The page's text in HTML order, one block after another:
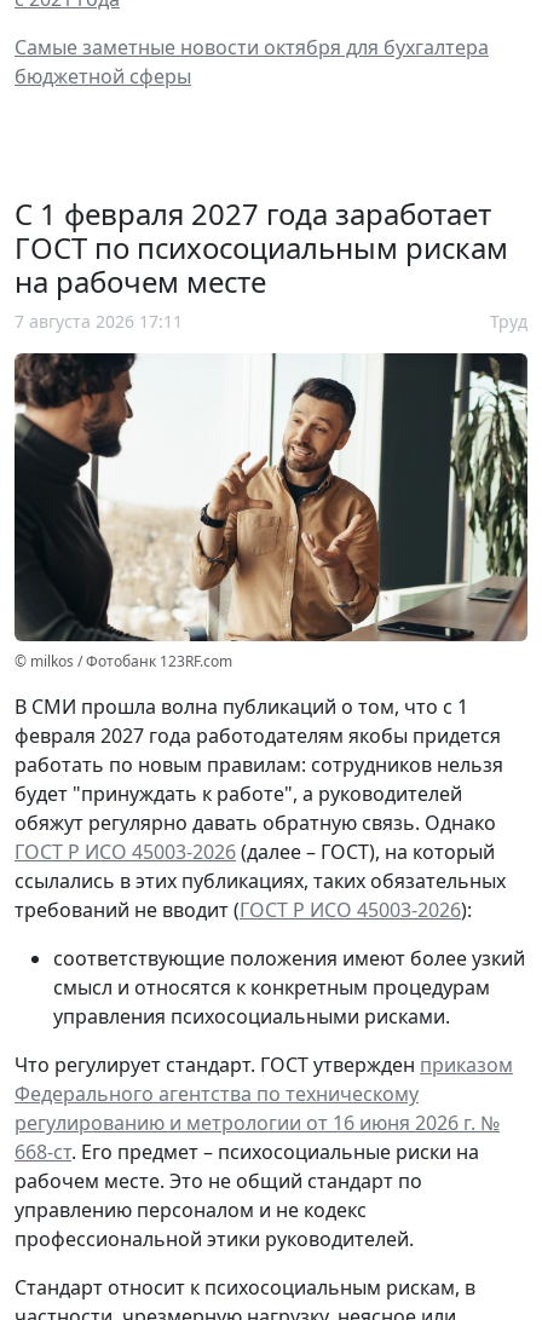
Самые заметные новости октября для бухгалтера
бюджетной сферы
С 1 февраля 2027 года заработает
ГОСТ по психосоциальным рискам
на рабочем месте
7 августа 2026 17:11 Труд
© milkos / Фотобанк 123RF.com
В СМИ прошла волна публикаций о том, что с 1
февраля 2027 года работодателям якобы придется
работать по новым правилам: сотрудников нельзя
будет "принуждать к работе", а руководителей
обяжут регулярно давать обратную связь. Однако
ГОСТ Р ИСО 45003-2026(далее – ГОСТ), на который
ссылались в этих публикациях, таких обязательных
требований не вводит (ГОСТ Р ИСО 45003-2026):
соответствующие положения имеют более узкий
смысл и относятся к конкретным процедурам
управления психосоциальными рисками.
Что регулирует стандарт. ГОСТ утвержден приказом
Федерального агентства по техническому
регулированию и метрологии от 16 июня 2026 г. №
668-ст. Его предмет – психосоциальные риски на
рабочем месте. Это не общий стандарт по
управлению персоналом и не кодекс
профессиональной этики руководителей.
Стандарт относит к психосоциальным рискам, в